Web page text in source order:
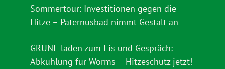
Sommertour: Investitionen gegen die
Hitze – Paternusbad nimmt Gestalt an
GRÜNE laden zum Eis und Gespräch:
Abkühlung für Worms – Hitzeschutz jetzt!